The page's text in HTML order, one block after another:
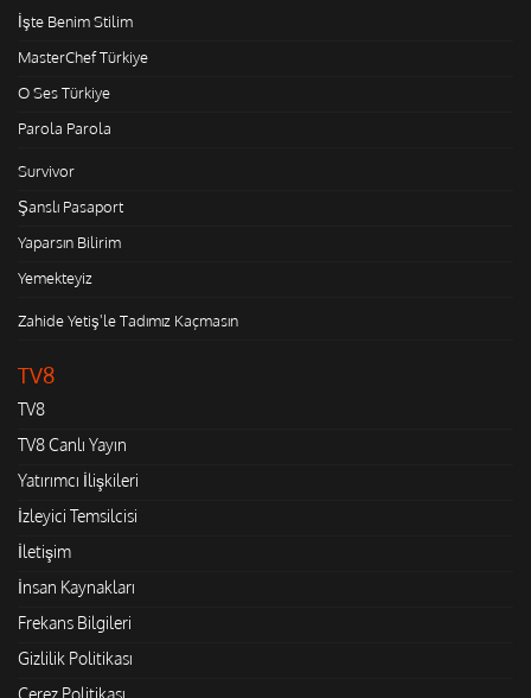
İşte Benim Stilim
MasterChef Türkiye
O Ses Türkiye
Parola Parola
Survivor
Şanslı Pasaport
Yaparsın Bilirim
Yemekteyiz
Zahide Yetiş'le Tadımız Kaçmasın
TV8
TV8
TV8 Canlı Yayın
Yatırımcı İlişkileri
İzleyici Temsilcisi
İletişim
İnsan Kaynakları
Frekans Bilgileri
Gizlilik Politikası
Çerez Politikası